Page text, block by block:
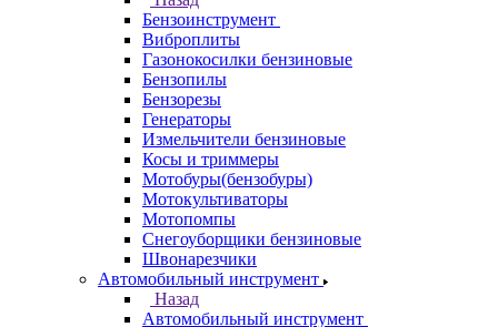
Бензоинструмент
Виброплиты
Газонокосилки бензиновые
Бензопилы
Бензорезы
Генераторы
Измельчители бензиновые
Косы и триммеры
Мотобуры(бензобуры)
Мотокультиваторы
Мотопомпы
Снегоуборщики бензиновые
Швонарезчики
Автомобильный инструмент
Назад
Автомобильный инструмент